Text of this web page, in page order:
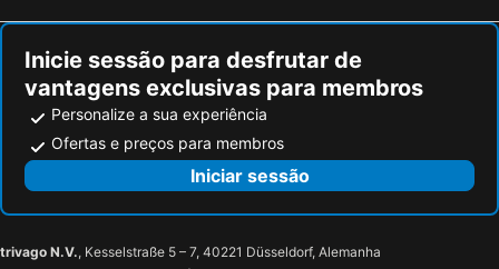
Inicie sessão para desfrutar de
vantagens exclusivas para membros
Personalize a sua experiência
Ofertas e preços para membros
Iniciar sessão
trivago N.V., Kesselstraße 5 – 7, 40221 Düsseldorf, Alemanha